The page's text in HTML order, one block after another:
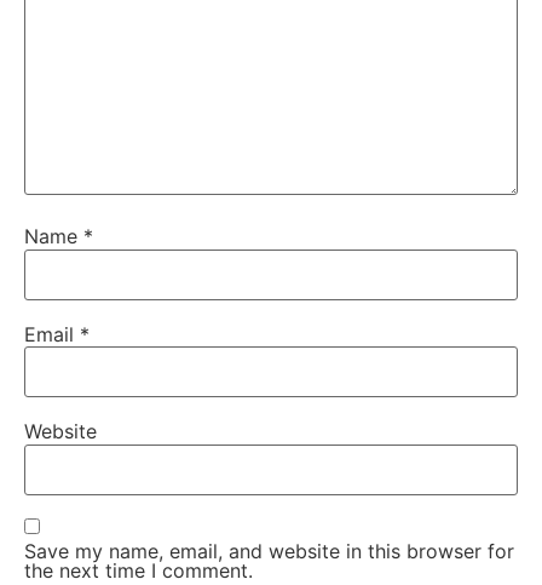
Name *
Email *
Website
Save my name, email, and website in this browser for
the next time I comment.